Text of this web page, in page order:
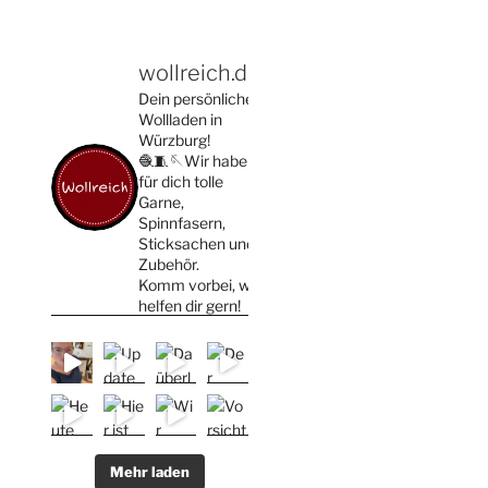
wollreich.de
Dein persönlicher
Wollladen in
Würzburg!
🧶🧵🪡Wir haben
für dich tolle
Garne,
Spinnfasern,
Sticksachen und
Zubehör.
Komm vorbei, wir
helfen dir gern!
Mehr laden